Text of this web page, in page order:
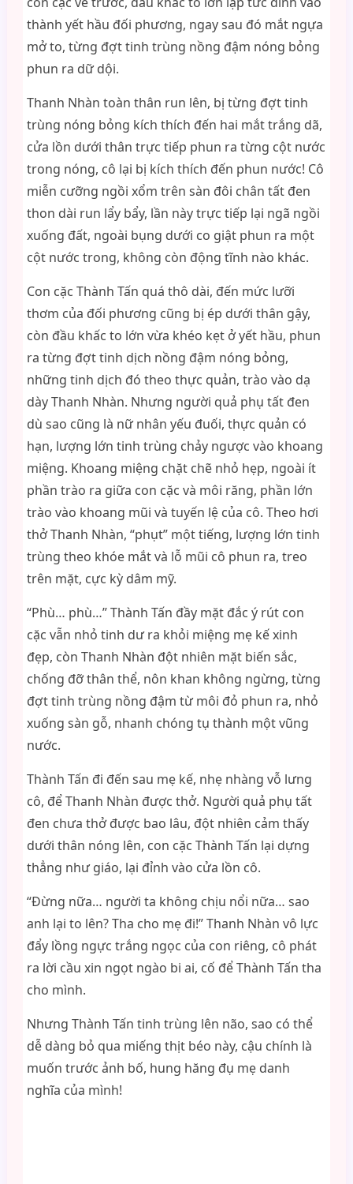
thành yết hầu đối phương, ngay sau đó mắt ngựa
mở to, từng đợt tinh trùng nồng đậm nóng bỏng
phun ra dữ dội.
Thanh Nhàn toàn thân run lên, bị từng đợt tinh
trùng nóng bỏng kích thích đến hai mắt trắng dã,
cửa lồn dưới thân trực tiếp phun ra từng cột nước
trong nóng, cô lại bị kích thích đến phun nước! Cô
miễn cưỡng ngồi xổm trên sàn đôi chân tất đen
thon dài run lẩy bẩy, lần này trực tiếp lại ngã ngồi
xuống đất, ngoài bụng dưới co giật phun ra một
cột nước trong, không còn động tĩnh nào khác.
Con cặc Thành Tấn quá thô dài, đến mức lưỡi
thơm của đối phương cũng bị ép dưới thân gậy,
còn đầu khấc to lớn vừa khéo kẹt ở yết hầu, phun
ra từng đợt tinh dịch nồng đậm nóng bỏng,
những tinh dịch đó theo thực quản, trào vào dạ
dày Thanh Nhàn. Nhưng người quả phụ tất đen
dù sao cũng là nữ nhân yếu đuối, thực quản có
hạn, lượng lớn tinh trùng chảy ngược vào khoang
miệng. Khoang miệng chặt chẽ nhỏ hẹp, ngoài ít
phần trào ra giữa con cặc và môi răng, phần lớn
trào vào khoang mũi và tuyến lệ của cô. Theo hơi
thở Thanh Nhàn, “phụt” một tiếng, lượng lớn tinh
trùng theo khóe mắt và lỗ mũi cô phun ra, treo
trên mặt, cực kỳ dâm mỹ.
“Phù… phù…” Thành Tấn đầy mặt đắc ý rút con
cặc vẫn nhỏ tinh dư ra khỏi miệng mẹ kế xinh
đẹp, còn Thanh Nhàn đột nhiên mặt biến sắc,
chống đỡ thân thể, nôn khan không ngừng, từng
đợt tinh trùng nồng đậm từ môi đỏ phun ra, nhỏ
xuống sàn gỗ, nhanh chóng tụ thành một vũng
nước.
Thành Tấn đi đến sau mẹ kế, nhẹ nhàng vỗ lưng
cô, để Thanh Nhàn được thở. Người quả phụ tất
đen chưa thở được bao lâu, đột nhiên cảm thấy
dưới thân nóng lên, con cặc Thành Tấn lại dựng
thẳng như giáo, lại đỉnh vào cửa lồn cô.
“Đừng nữa… người ta không chịu nổi nữa… sao
anh lại to lên? Tha cho mẹ đi!” Thanh Nhàn vô lực
đẩy lồng ngực trắng ngọc của con riêng, cô phát
ra lời cầu xin ngọt ngào bi ai, cố để Thành Tấn tha
cho mình.
Nhưng Thành Tấn tinh trùng lên não, sao có thể
dễ dàng bỏ qua miếng thịt béo này, cậu chính là
muốn trước ảnh bố, hung hăng đụ mẹ danh
nghĩa của mình!